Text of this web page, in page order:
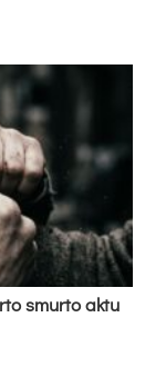
smur­to ak­tu